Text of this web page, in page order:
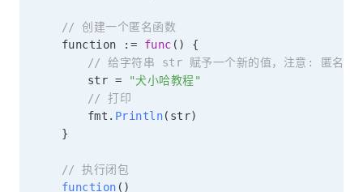
// 创建一个匿名函数
	function
:= func ( )
{
// 给字符串 str 赋予一个新的值，注意: 匿名函
		str
=
"犬小哈教程"
// 打印
		fmt
. Println( str)
}
// 执行闭包
function ( )